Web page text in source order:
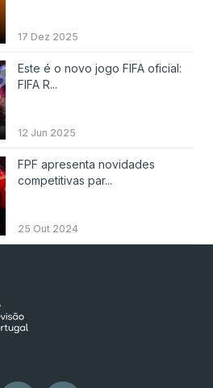
17 Dez 2025
Este é o novo jogo FIFA oficial:
FIFA R...
12 Jun 2025
FPF apresenta novidades
competitivas par...
25 Out 2024